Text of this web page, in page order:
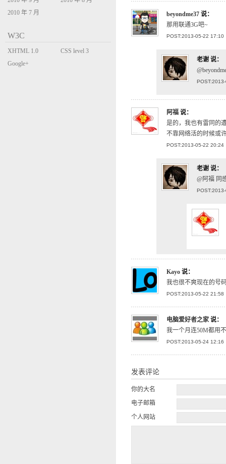
beyondme37 说：
那用联通3G吧~
POST:2013-05-22 17:10
老谢 说：
阿福 说：
是的，我也有雷同的
不靠网络活的时候或
POST:2013-05-22 20:24
老谢 说：
@阿福 同
Kayo 说：
我也很不爽现在的号
POST:2013-05-22 21:58
电脑爱好者之家 说：
我一个月连50M都用
POST:2013-05-24 12:16
发表评论
你的大名
电子邮箱
个人网站
2010 年 7 月
W3C
XHTML 1.0
Transitional
CSS level 3
Google+